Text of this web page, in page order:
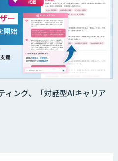
AIエージェント「OfficeAI社
ジ×AIで顧客コミュニケーシ
率化「ZEROCK」
ィング、「対話型AIキャリア